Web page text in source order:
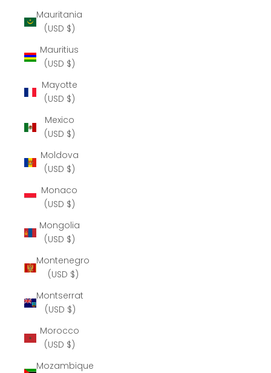
Mauritania
(USD $)
Mauritius
(USD $)
Mayotte
(USD $)
Mexico
(USD $)
Moldova
(USD $)
Monaco
(USD $)
Mongolia
(USD $)
Montenegro
(USD $)
Montserrat
(USD $)
Morocco
(USD $)
Mozambique